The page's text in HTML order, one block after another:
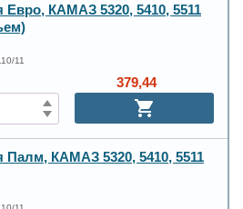
Евро, КАМАЗ 5320, 5410, 5511
11
379,44
Палм, КАМАЗ 5320, 5410, 5511